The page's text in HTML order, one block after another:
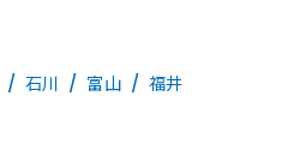
石川 富山 福井